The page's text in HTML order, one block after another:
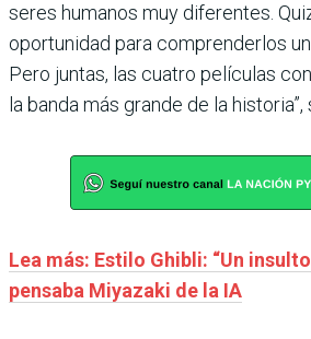
seres humanos muy diferentes.
oportunidad para comprenderlos
Pero juntas, las cuatro películas
la banda más grande de la
Lea más: Estilo Ghibli: “Un
pensaba Miyazaki de la IA